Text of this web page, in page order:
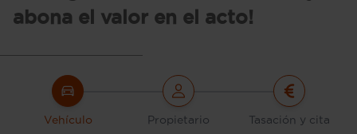
abona el valor en el acto!
Vehículo Propietario Tasación y cita